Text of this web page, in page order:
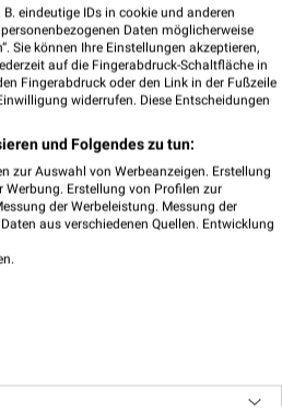
eindeutige IDs in cookie und anderen
Daten möglicherweise
Sie können Ihre Einstellungen akzeptieren,
auf die Fingerabdruck-Schaltfläche in
Fingerabdruck oder den Link in der Fußzeile
widerrufen. Diese Entscheidungen
und Folgendes zu tun:
zur Auswahl von Werbeanzeigen. Erstellung
Erstellung von Profilen zur
der Werbeleistung. Messung der
aus verschiedenen Quellen. Entwicklung